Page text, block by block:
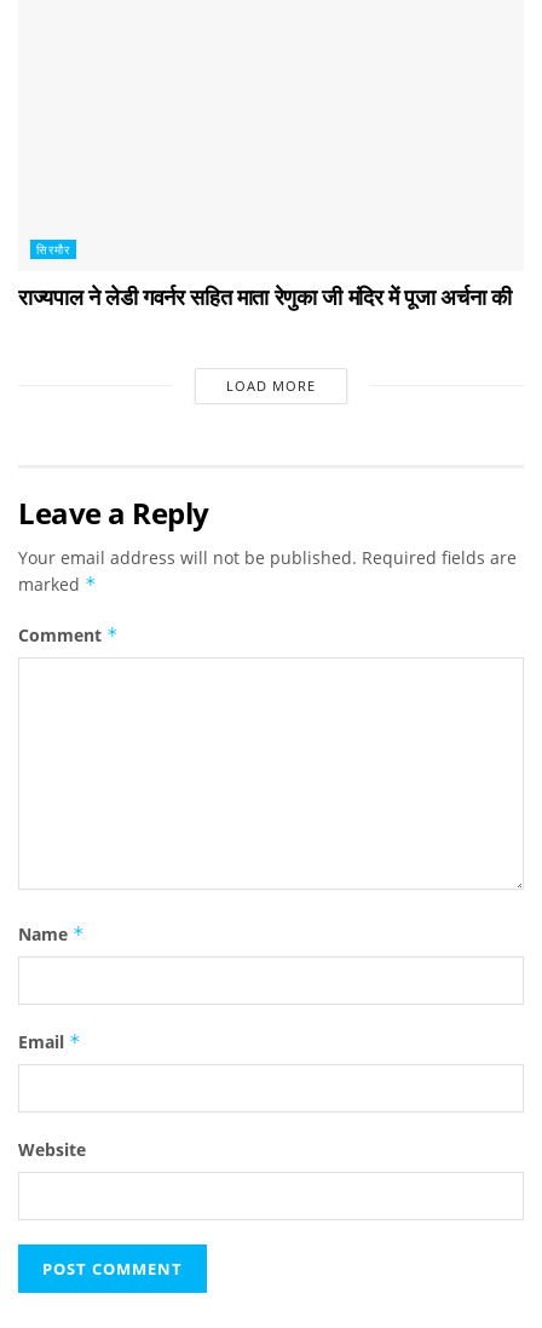
सिरमौर
राज्यपाल ने लेडी गवर्नर सहित माता रेणुका जी मंदिर में पूजा अर्चना की
LOAD MORE
Leave a Reply
Your email address will not be published. Required fields are
marked *
Comment *
Name *
Email *
Website